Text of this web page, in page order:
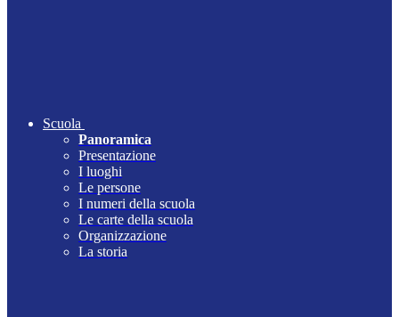
Scuola
Panoramica
Presentazione
I luoghi
Le persone
I numeri della scuola
Le carte della scuola
Organizzazione
La storia